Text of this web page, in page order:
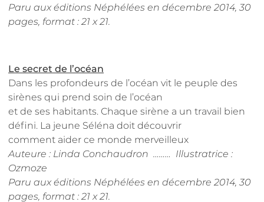
Paru aux éditions Néphélées en décembre 2014, 30
pages, format : 21 x 21.
Le secret de l’océan
Dans les profondeurs de l’océan vit le peuple des
sirènes qui prend soin de l’océan
et de ses habitants. Chaque sirène a un travail bien
défini. La jeune Séléna doit découvrir
comment aider ce monde merveilleux
Auteure : Linda Conchaudron ……… Illustratrice :
Ozmoze
Paru aux éditions Néphélées en décembre 2014, 30
pages, format : 21 x 21.